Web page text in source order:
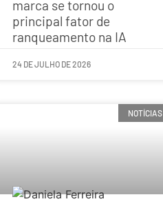
marca se tornou o
principal fator de
ranqueamento na IA
24 DE JULHO DE 2026
NOTÍCIAS